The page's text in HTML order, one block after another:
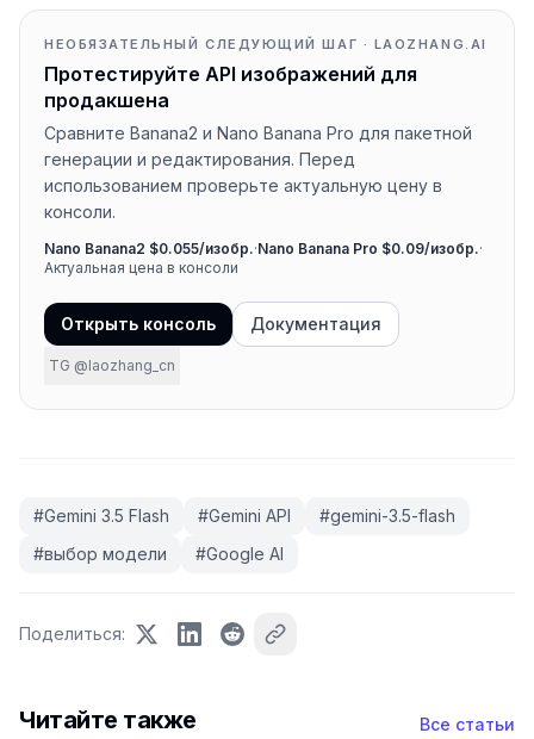
НЕОБЯЗАТЕЛЬНЫЙ СЛЕДУЮЩИЙ ШАГ · LAOZHANG.AI
Протестируйте API изображений для
продакшена
Сравните Banana2 и Nano Banana Pro для пакетной
генерации и редактирования. Перед
использованием проверьте актуальную цену в
консоли.
Nano Banana2 $0.055/изобр.·Nano Banana Pro $0.09/изобр.·
Актуальная цена в консоли
Открыть консоль Документация
TG @laozhang_cn
#Gemini 3.5 Flash #Gemini API #gemini-3.5-flash
#выбор модели #Google AI
Поделиться:
Читайте также Все статьи